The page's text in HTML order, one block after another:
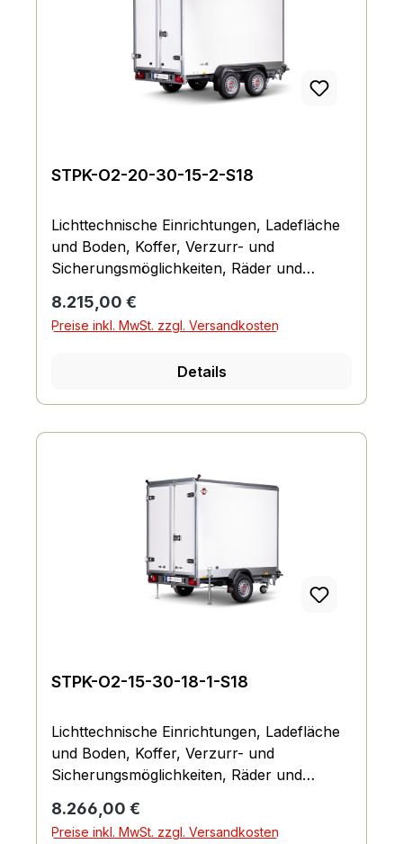
STPK-O2-20-30-15-2-S18
Lichttechnische Einrichtungen, Ladefläche
und Boden, Koffer, Verzurr- und
Sicherungsmöglichkeiten, Räder und
Regulärer Preis:
8.215,00 €
Preise inkl. MwSt. zzgl. Versandkosten
Details
STPK-O2-15-30-18-1-S18
Lichttechnische Einrichtungen, Ladefläche
und Boden, Koffer, Verzurr- und
Sicherungsmöglichkeiten, Räder und
Regulärer Preis:
8.266,00 €
Preise inkl. MwSt. zzgl. Versandkosten